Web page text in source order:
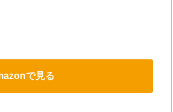
で見る